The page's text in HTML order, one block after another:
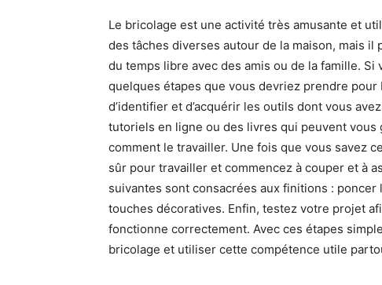
Le bricolage est une activité très amusante et
des tâches diverses autour de la maison, mais
du temps libre avec des amis ou de la famille.
quelques étapes que vous devriez prendre
d’identifier et d’acquérir les outils dont vous
tutoriels en ligne ou des livres qui peuvent
comment le travailler. Une fois que vous savez
sûr pour travailler et commencez à couper et à
suivantes sont consacrées aux finitions :
touches décoratives. Enfin, testez votre projet
fonctionne correctement. Avec ces étapes
bricolage et utiliser cette compétence utile